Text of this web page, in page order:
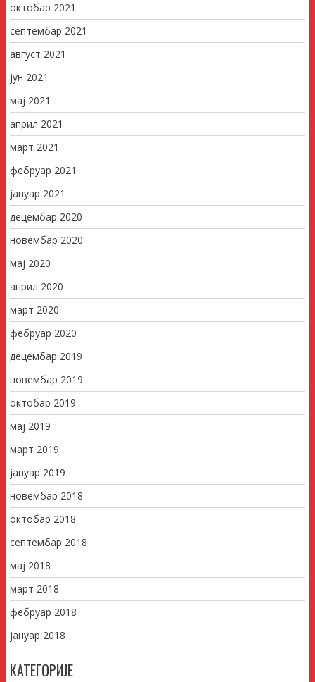
октобар 2021
септембар 2021
август 2021
јун 2021
мај 2021
април 2021
март 2021
фебруар 2021
јануар 2021
децембар 2020
новембар 2020
мај 2020
април 2020
март 2020
фебруар 2020
децембар 2019
новембар 2019
октобар 2019
мај 2019
март 2019
јануар 2019
новембар 2018
октобар 2018
септембар 2018
мај 2018
март 2018
фебруар 2018
јануар 2018
КАТЕГОРИЈЕ